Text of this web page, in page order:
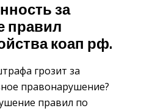
за
правил
коап рф.
грозит за
правонарушение?
правил по